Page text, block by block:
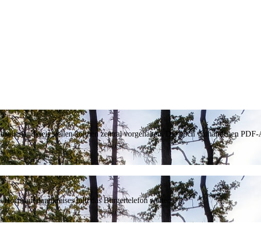
stellen können zentral vorgehalten. Die noch vorhandenen
hilft das Bürgertelefon weiter.